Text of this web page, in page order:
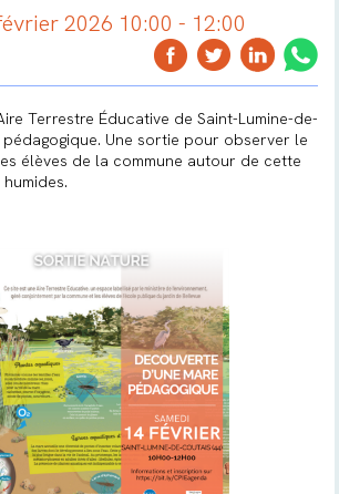
2026 10:00 - 12:00
Terrestre Éducative de Saint-Lumine-de-
pédagogique. Une sortie pour observer le
élèves de la commune autour de cette